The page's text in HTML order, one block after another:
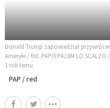
Donald Trump zapowiedział
Ameryki / fot. PAP/EPA/JIM LO SCALZO
1 rok temu
PAP / red